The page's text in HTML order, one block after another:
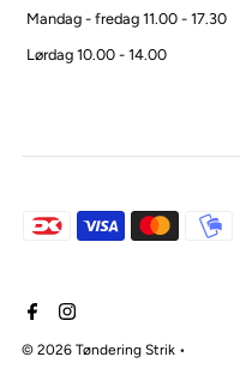
Mandag - fredag 11.00 - 17.30
Lørdag 10.00 - 14.00
© 2026 Tøndering Strik •